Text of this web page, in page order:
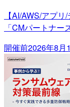
【AI/AWS/アプ
「CMパートナ
開催前2026年8月